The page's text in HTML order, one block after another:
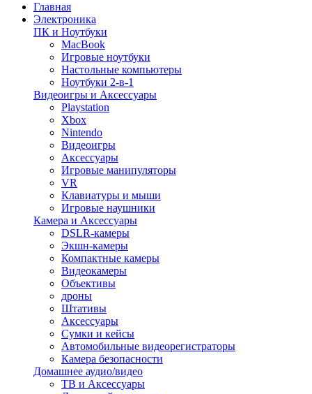
Главная
Электроника
ПК и Ноутбуки
MacBook
Игровые ноутбуки
Настольные компьютеры
Ноутбуки 2-в-1
Видеоигры и Аксессуары
Playstation
Xbox
Nintendo
Видеоигры
Аксессуары
Игровые манипуляторы
VR
Клавиатуры и мыши
Игровые наушники
Камера и Аксессуары
DSLR-камеры
Экшн-камеры
Компактные камеры
Видеокамеры
Объективы
дроны
Штативы
Аксессуары
Сумки и кейсы
Автомобильные видеорегистраторы
Камера безопасности
Домашнее аудио/видео
ТВ и Аксессуары